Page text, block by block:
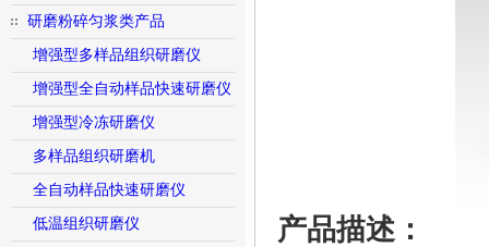
研磨粉碎匀浆类产品
增强型多样品组织研磨仪
增强型全自动样品快速研磨仪
增强型冷冻研磨仪
多样品组织研磨机
全自动样品快速研磨仪
低温组织研磨仪
产品描述：